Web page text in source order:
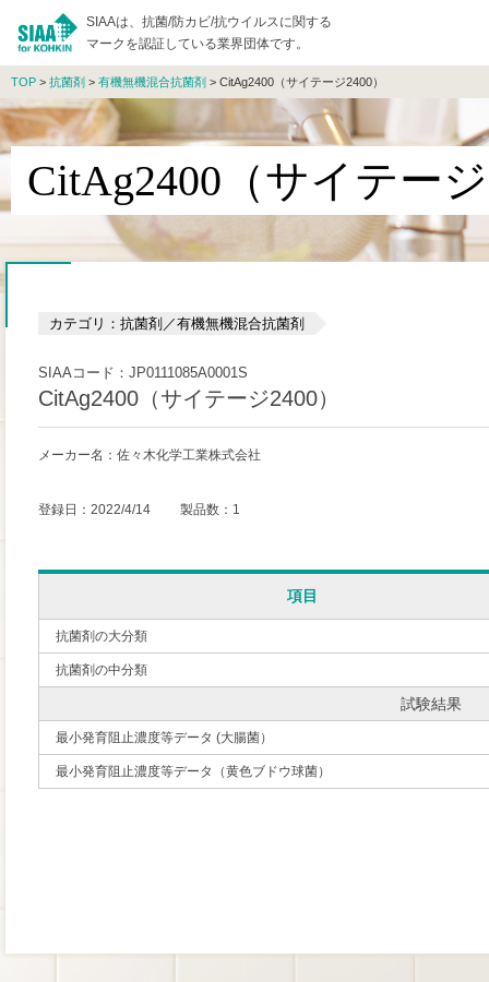
SIAAは、抗菌/防カビ/抗ウイルスに関する
マークを認証している業界団体です。
TOP > 抗菌剤 > 有機無機混合抗菌剤 > CitAg2400（サイテージ2400）
CitAg2400（サイテー
カテゴリ：抗菌剤／有機無機混合抗菌剤
SIAAコード：JP0111085A0001S
CitAg2400（サイテージ2400）
メーカー名：佐々木化学工業株式会社
登録日：2022/4/14 製品数：1
項目
抗菌剤の大分類
抗菌剤の中分類
試験結果
最小発育阻止濃度等データ (大腸菌）
最小発育阻止濃度等データ（黄色ブドウ球菌）